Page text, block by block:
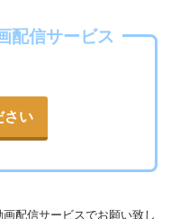
法や象徴権を侵害して
配信サービス
さい
配信サービスでお願い致し